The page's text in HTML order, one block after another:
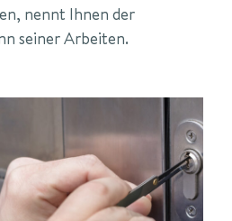
nennt Ihnen der
seiner Arbeiten.